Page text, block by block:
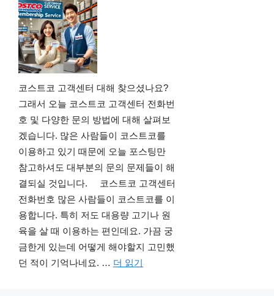
코스트코 고객센터 대해 찾으셨나요?
그래서 오늘 코스트코 고객센터 전화번
호 및 다양한 문의 방법에 대해 살펴보
겠습니다. 많은 사람들이 코스트코를
이용하고 있기 때문에 오늘 포스팅만
참고하셔도 대부분의 문의 문제들이 해
결되실 것입니다. 코스트코 고객센터
전화번호 많은 사람들이 코스트코를 이
용합니다. 특히 저도 대용량 고기나 원
육을 살 때 이용하는 편인데요. 가끔 궁
금한게 있는데 어떻게 해야할지 고민했
던 적이 기억나네요. … 더 읽기